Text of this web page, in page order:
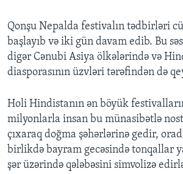
Qonşu Nepalda festivalın tədbirləri
başlayıb və iki gün davam edib. Bu
digər Cənubi Asiya ölkələrində və
diasporasının üzvləri tərəfindən də
Holi Hindistanın ən böyük
milyonlarla insan bu münasibətlə
çıxaraq doğma şəhərlərinə gedir,
birlikdə bayram gecəsində tonqallar
şər üzərində qələbəsini simvolizə